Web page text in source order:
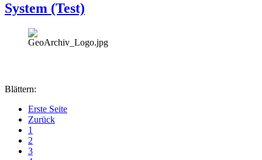
System (Test)
Blättern:
Erste Seite
Zurück
1
2
3